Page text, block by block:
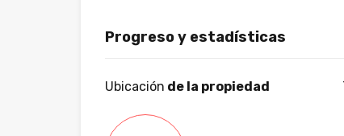
Progreso y estadísticas
Ubicación de la propiedad